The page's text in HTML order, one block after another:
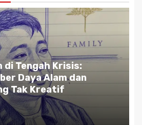
di Persimpangan
Bisnis dan Rakyat,
Kekuasaan